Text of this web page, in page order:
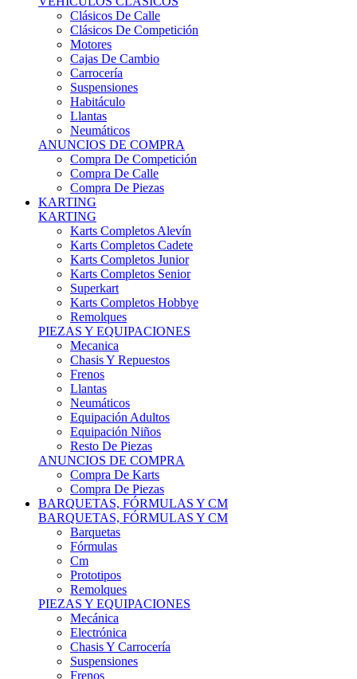
Clásicos De Calle
Clásicos De Competición
Motores
Cajas De Cambio
Carrocería
Suspensiones
Habitáculo
Llantas
Neumáticos
ANUNCIOS DE COMPRA
Compra De Competición
Compra De Calle
Compra De Piezas
KARTING
KARTING
Karts Completos Alevín
Karts Completos Cadete
Karts Completos Junior
Karts Completos Senior
Superkart
Karts Completos Hobbye
Remolques
PIEZAS Y EQUIPACIONES
Mecanica
Chasis Y Repuestos
Frenos
Llantas
Neumáticos
Equipación Adultos
Equipación Niños
Resto De Piezas
ANUNCIOS DE COMPRA
Compra De Karts
Compra De Piezas
BARQUETAS, FÓRMULAS Y CM
BARQUETAS, FÓRMULAS Y CM
Barquetas
Fórmulas
Cm
Prototipos
Remolques
PIEZAS Y EQUIPACIONES
Mecánica
Electrónica
Chasis Y Carrocería
Suspensiones
Frenos